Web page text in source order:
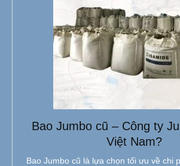
Bao Jumbo cũ – Công ty
Việt Nam?
Bao Jumbo cũ là lựa chọn tối ưu về chi